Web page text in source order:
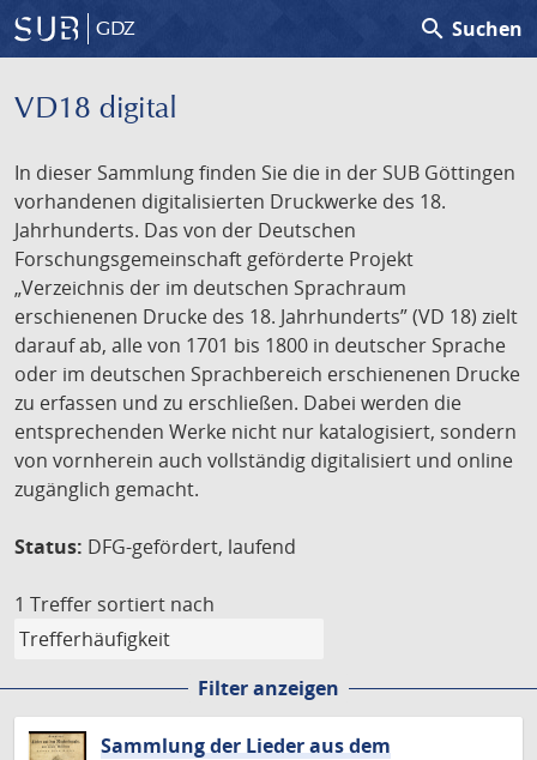
GDZ search Suchen
VD18 digital
In dieser Sammlung finden Sie die in der SUB Göttingen
vorhandenen digitalisierten Druckwerke des 18.
Jahrhunderts. Das von der Deutschen
Forschungsgemeinschaft geförderte Projekt
„Verzeichnis der im deutschen Sprachraum
erschienenen Drucke des 18. Jahrhunderts” (VD 18) zielt
darauf ab, alle von 1701 bis 1800 in deutscher Sprache
oder im deutschen Sprachbereich erschienenen Drucke
zu erfassen und zu erschließen. Dabei werden die
entsprechenden Werke nicht nur katalogisiert, sondern
von vornherein auch vollständig digitalisiert und online
zugänglich gemacht.
Status: DFG-gefördert, laufend
1 Treffer sortiert nach
Filter anzeigen
Sammlung der Lieder aus dem